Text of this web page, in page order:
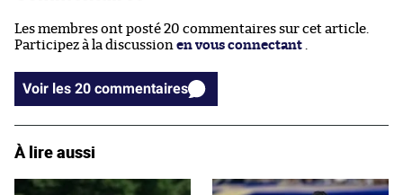
Les membres ont posté 20 commentaires sur cet article.
Participez à la discussion en vous connectant
Voir les 20 commentaires
À lire aussi